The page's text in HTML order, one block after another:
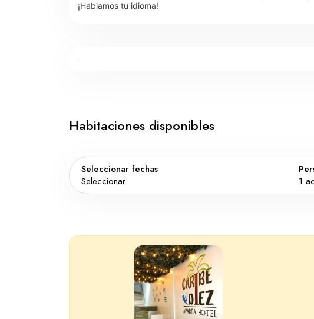
¡Hablamos tu idioma!
Habitaciones disponibles
Seleccionar fechas
Seleccionar
1